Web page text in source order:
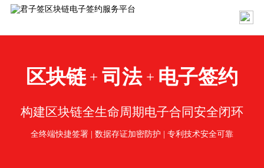
区块链 + 司法 + 电子签约
构建区块链全生命周期电子合同安全闭环
全终端快捷签署 | 数据存证加密防护 | 专利技术安全可靠